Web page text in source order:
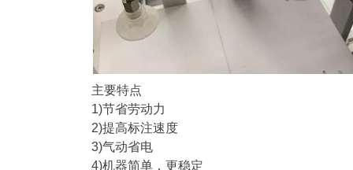
主要特点
1)节省劳动力
2)提高标注速度
3)气动省电
4)机器简单，更稳定